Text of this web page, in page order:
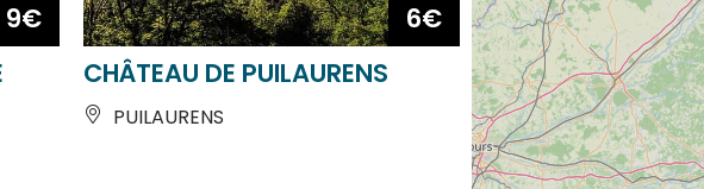
CHÂTEAU DE PUILAURENS
PUILAURENS